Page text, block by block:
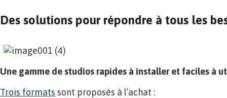
Des solutions pour répondre à tous les
Une gamme de studios rapides à installer et faciles à
Trois formats sont proposés à l’achat :